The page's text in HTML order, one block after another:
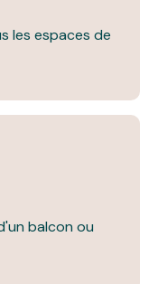
les espaces de
balcon ou